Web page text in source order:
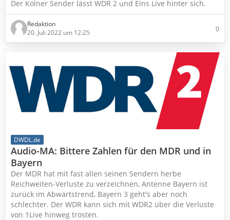
Der Kölner Sender lässt WDR 2 und Eins Live hinter sich.
Redaktion
20. Juli 2022 um 12:25
0
DWDL.de
Audio-MA: Bittere Zahlen für den MDR und in
Bayern
Der MDR hat mit fast allen seinen Sendern herbe
Reichweiten-Verluste zu verzeichnen, Antenne Bayern ist
zurück im Abwärtstrend, Bayern 3 geht's aber noch
schlechter. Der WDR kann sich mit WDR2 über die Verluste
von 1Live hinweg trösten.